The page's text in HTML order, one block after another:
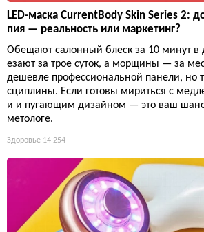
LED-маска CurrentBody Skin Series 2:
пия — реальность или маркетинг?
Обещают салонный блеск за 10 минут
езают за трое суток, а морщины — за
дешевле профессиональной панели, но
сциплины. Если готовы мириться с
и и пугающим дизайном — это ваш шанс
метологе.
Здоровье 14 254